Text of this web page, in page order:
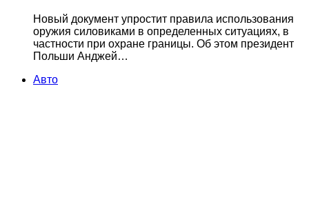
Новый документ упростит правила использования
оружия силовиками в определенных ситуациях, в
частности при охране границы. Об этом президент
Польши Анджей…
Авто